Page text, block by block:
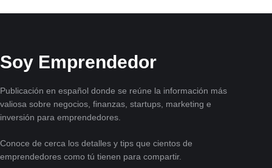
Soy Emprendedor
Publicación en español donde se reúne la información más
valiosa sobre negocios, finanzas, startups, marketing e
inversión para emprendedores.
Conoce de cerca los detalles y tips que cientos de
emprendedores como tú tienen para compartir.